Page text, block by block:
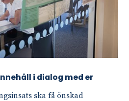
i dialog med er
ska få önskad